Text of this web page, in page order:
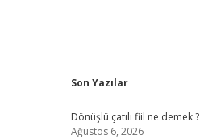
Sidebar
Son Yazılar
Dönüşlü çatılı fiil ne demek ?
Ağustos 6, 2026